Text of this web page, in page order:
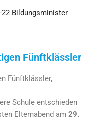
22 Bildungsminister
Fünftklässler
Fünftklässler,
Schule entschieden
Elternabend am 29.